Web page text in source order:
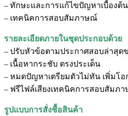
– ทักษะและการแก้ไขปัญหาเบื้อง
– เทคนิคการสอบสัมภาษณ์
รายละเอียดภายในชุดประกอบด้วย
– ปรับหัวข้อตามประกาศสอบล่าสุด
– เนื้อหากระชับ ตรงประเด็น
– หมดปัญหาเตรียมตัวไม่ทัน เพิ่มโ
– ฟรีไฟล์เสียงเทคนิคการสอบสัมภ
รูปแบบการสั่งชื้อสินค้า